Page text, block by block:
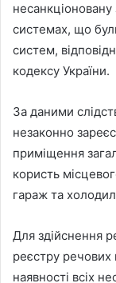
системах, що
систем,
кодексу України.
За даними
незаконно
приміщення
користь
гараж та
Для здійснення
реєстру
наявності всіх